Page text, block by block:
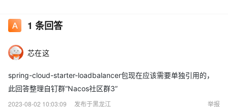
1 条回答
芯在这
spring-cloud-starter-loadbalancer包现在应该需要单独引用的，
此回答整理自钉群“Nacos社区群3”
2023-08-02 10:03:09
发布于黑龙江 举报